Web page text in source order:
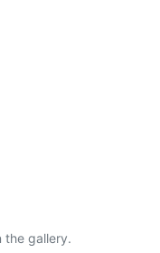
the gallery.